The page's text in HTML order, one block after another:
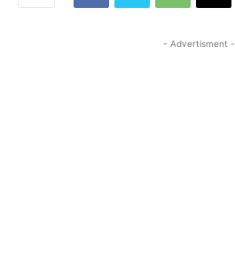
- Advertisment -